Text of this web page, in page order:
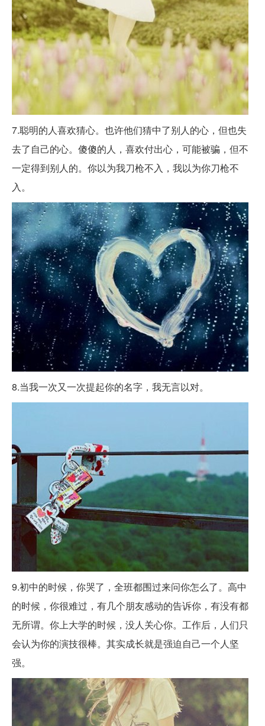
7.聪明的人喜欢猜心。也许他们猜中了别人的心，但也失
去了自己的心。傻傻的人，喜欢付出心，可能被骗，但不
一定得到别人的。你以为我刀枪不入，我以为你刀枪不
入。
8.当我一次又一次提起你的名字，我无言以对。
9.初中的时候，你哭了，全班都围过来问你怎么了。高中
的时候，你很难过，有几个朋友感动的告诉你，有没有都
无所谓。你上大学的时候，没人关心你。工作后，人们只
会认为你的演技很棒。其实成长就是强迫自己一个人坚
强。